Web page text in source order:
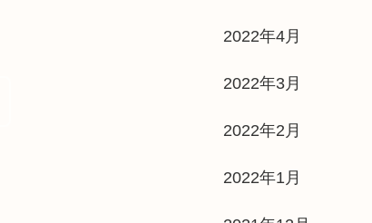
2022年4月
2022年3月
2022年2月
2022年1月